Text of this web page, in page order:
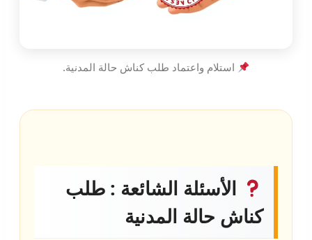
استلام واعتماد طلب كناش حالة المدنية.
الأسئلة الشائعة : طلب
كناش حالة المدنية